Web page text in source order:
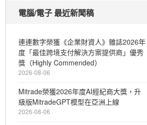
電腦/電子 最近新聞稿
連連數字榮獲《企業財資人》雜誌2026年
度「最佳跨境支付解決方案提供商」優秀
獎（Highly Commended）
2026-08-06
Mitrade榮獲2026年度AI經紀商大獎，升
級版MitradeGPT模型在亞洲上線
2026-08-06